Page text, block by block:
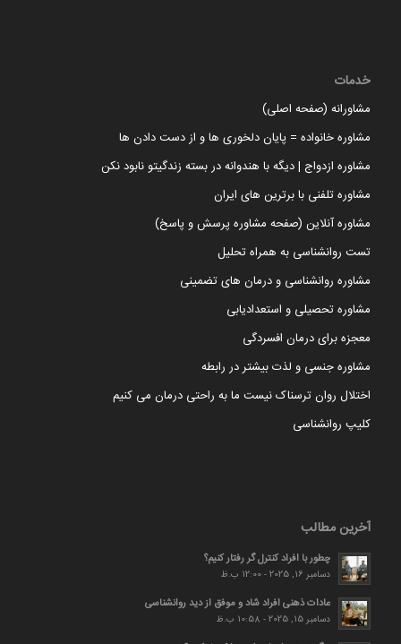
خدمات
مشاورانه (صفحه اصلی)
مشاوره خانواده = پایان دلخوری ها و از دست دادن ها
مشاوره ازدواج | دیگه با هندوانه در بسته زندگیتو نابود نکن
مشاوره تلفنی با برترین های ایران
مشاوره آنلاین (صفحه مشاوره پرسش و پاسخ)
تست روانشناسی به همراه تحلیل
مشاوره روانشناسی و درمان های تضمینی
مشاوره تحصیلی و استعدادیابی
معجزه برای درمان افسردگی
مشاوره جنسی و لذت بیشتر در رابطه
اختلال روان ترسناک نیست ما به راحتی درمان می کنیم
کلیپ روانشناسی
آخرین مطالب
چطور با افراد کنترل گر رفتار کنیم؟
دسامبر 16, 2025 - 12:00 ب.ظ
عادات ذهنی افراد شاد و موفق از دید روانشناسی
دسامبر 15, 2025 - 10:58 ب.ظ